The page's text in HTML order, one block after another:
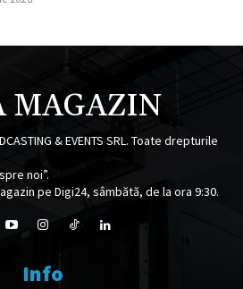
MAGAZIN
& EVENTS SRL. Toate drepturile
noi”.
pe Digi24, sâmbătă, de la ora 9:30.
Info